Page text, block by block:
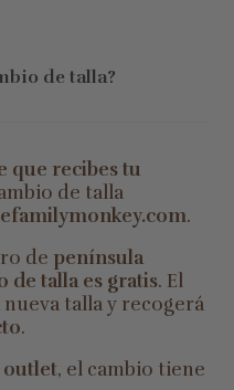
de talla?
que recibes tu
de talla
.
de península
de talla es gratis. El
talla y recogerá
.
outlet, el cambio tiene